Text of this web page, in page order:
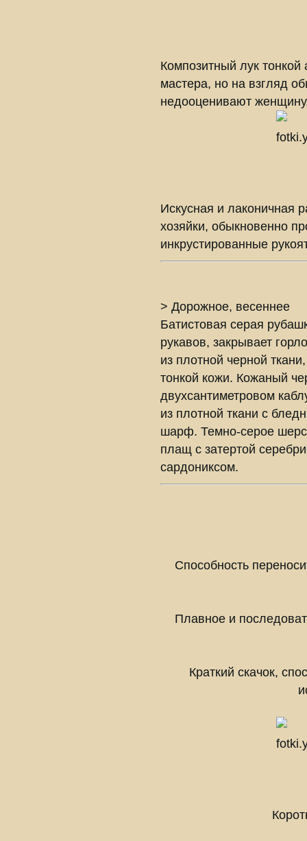
Композитный лук
мастера, но на взгляд
недооценивают
Искусная и лаконичная
хозяйки, обыкновенно
инкрустированные
> Дорожное, весеннее
Батистовая серая
рукавов, закрывает
из плотной черной
тонкой кожи. Кожаный
двухсантиметровом
из плотной ткани с
шарф. Темно-серое
плащ с затертой
сардониксом.
Способность
Плавное и
Краткий скачок,